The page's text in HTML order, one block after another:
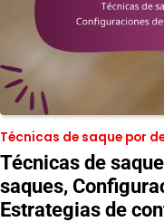
Técnicas de saque por
Técnicas de
saques,
Estrategias de